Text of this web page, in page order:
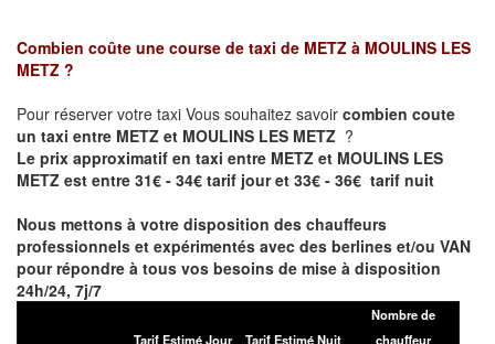
Combien coûte une course de taxi de METZ à MOULINS LES
METZ ?
Pour réserver votre taxi Vous souhaitez savoir combien coute
un taxi entre METZ et MOULINS LES METZ ?
Le prix approximatif en taxi entre METZ et MOULINS LES
METZ est entre 31€ - 34€ tarif jour et 33€ - 36€ tarif nuit
Nous mettons à votre disposition des chauffeurs
professionnels et expérimentés avec des berlines et/ou VAN
pour répondre à tous vos besoins de mise à disposition
24h/24, 7j/7
Tarif Estimé Jour Tarif Estimé Nuit
Nombre de
chauffeur